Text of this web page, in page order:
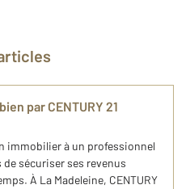
par CENTURY 21
immobilier à un professionnel
de sécuriser ses revenus
À La Madeleine, CENTURY